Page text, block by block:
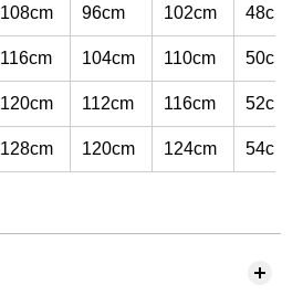
108cm 96cm 102cm 48cm
116cm 104cm 110cm 50cm
120cm 112cm 116cm 52cm
128cm 120cm 124cm 54cm